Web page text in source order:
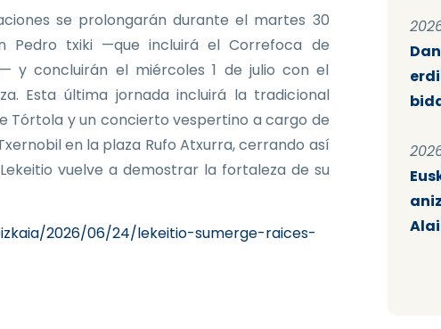
se prolongarán durante el martes 30
Pedro txiki —que incluirá el Correfoca de
y concluirán el miércoles 1 de julio con el
Esta última jornada incluirá la tradicional
Tórtola y un concierto vespertino a cargo de
en la plaza Rufo Atxurra, cerrando así
vuelve a demostrar la fortaleza de su
2026/06/24/lekeitio-sumerge-raices-